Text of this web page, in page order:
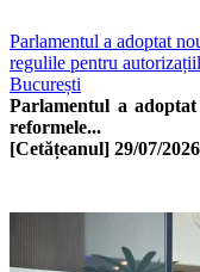
Parlamentul a adoptat
regulile pentru
București
Parlamentul a
reformele...
[Cetățeanul] 29/07/2026